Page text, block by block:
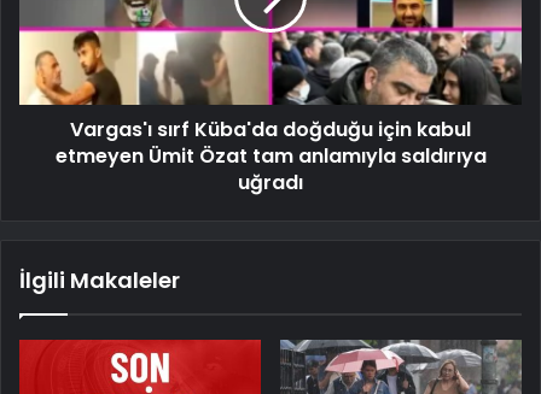
Vargas'ı sırf Küba'da doğduğu için kabul
etmeyen Ümit Özat tam anlamıyla saldırıya
uğradı
İlgili Makaleler